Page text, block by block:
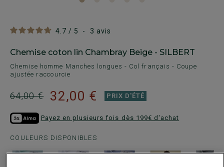
4.7 / 5 - 3 avis
Chemise coton lin Chambray Beige - SILBERT
Chemise homme Manches longues - Col français - Coupe
ajustée raccourcie
64,00 € 32,00 € PRIX D'ÉTÉ
Payez en plusieurs fois dès 199€ d'achat
COULEURS DISPONIBLES